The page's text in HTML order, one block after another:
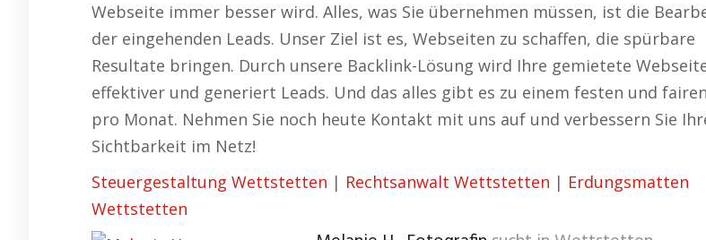
Webseite immer besser wird. Alles, was Sie übernehmen müssen, ist die
der eingehenden Leads. Unser Ziel ist es, Webseiten zu schaffen, die spürbare
Resultate bringen. Durch unsere Backlink-Lösung wird Ihre gemietete
effektiver und generiert Leads. Und das alles gibt es zu einem festen und
pro Monat. Nehmen Sie noch heute Kontakt mit uns auf und verbessern Sie
Sichtbarkeit im Netz!
Steuergestaltung Wettstetten | Rechtsanwalt Wettstetten | Erdungsmatten
Wettstetten